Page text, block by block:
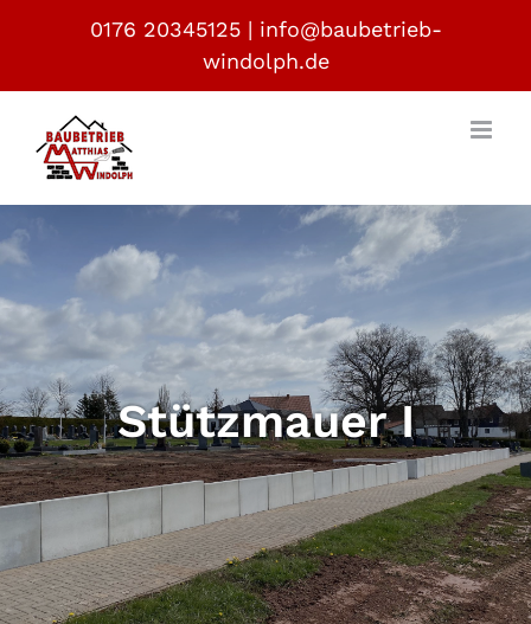
springen
0176 20345125 | info@baubetrieb-
windolph.de
Stützmauer I